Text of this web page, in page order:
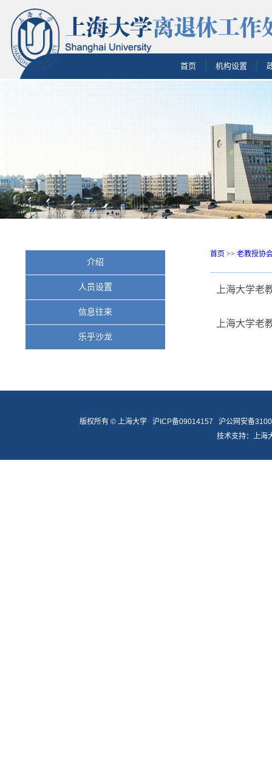
首页 机构设置
介绍
人员设置
信息往来
乐乎沙龙
首页 >> 老教授协
上海大学老
上海大学老
版权所有 ©上海大学 沪ICP备09014157
沪公网安备
技术支持： 上海